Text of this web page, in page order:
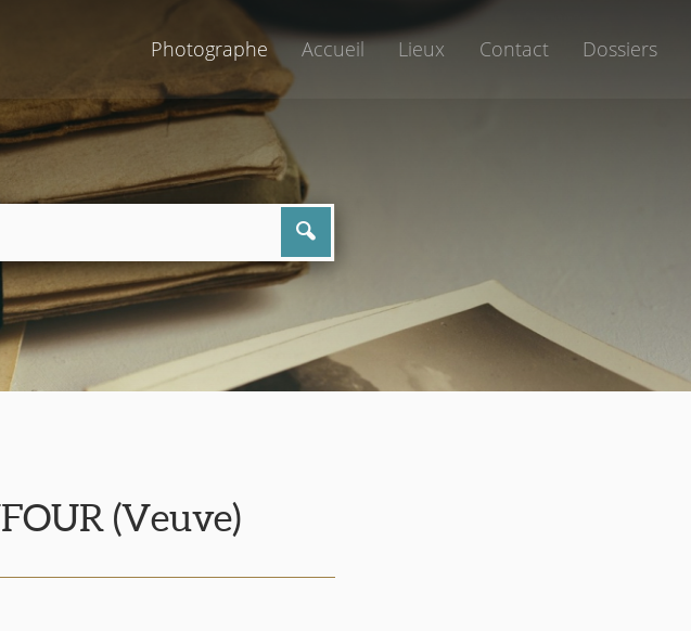
Photographe Accueil Lieux Contact Dossiers
(Veuve)